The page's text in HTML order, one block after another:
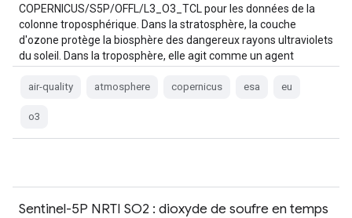
COPERNICUS/S5P/OFFL/L3_O3_TCL pour les données de la
colonne troposphérique. Dans la stratosphère, la couche
d'ozone protège la biosphère des dangereux rayons ultraviolets
du soleil. Dans la troposphère, elle agit comme un agent
air-quality atmosphere copernicus esa eu
o3
Sentinel-5P NRTI SO2 : dioxyde de soufre en temps